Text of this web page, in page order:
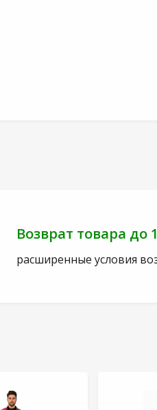
Возврат товара до
расширенные условия